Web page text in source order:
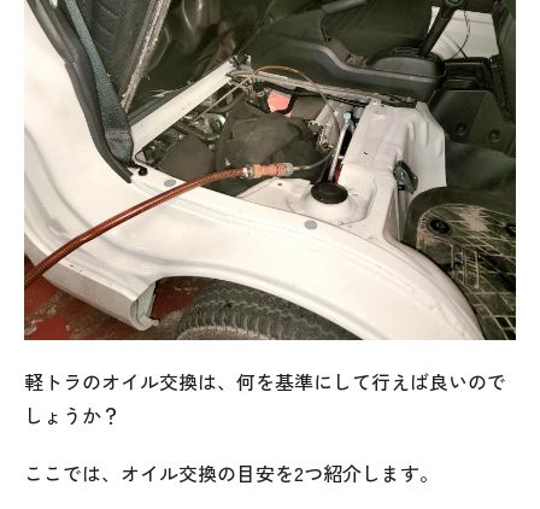
軽トラのオイル交換は、何を基準にして行えば良いので
しょうか？
ここでは、オイル交換の目安を2つ紹介します。